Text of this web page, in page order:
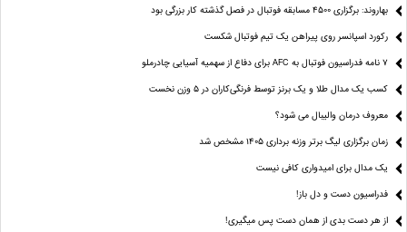
بهاروند: برگزاری ۴۵۰۰ مسابقه فوتبال در فصل گذشته کار بزرگی بود
رکورد اسپانسر روی پیراهن یک تیم فوتبال شکست
۷ نامه فدراسیون فوتبال به AFC برای دفاع از سهمیه آسیایی چادرملو
کسب یک مدال طلا و یک برنز توسط فرنگی‌کاران در ۵ وزن نخست
معروف درمان والیبال می شود؟
زمان برگزاری لیگ برتر وزنه برداری ۱۴۰۵ مشخص شد
یک مدال برای امیدواری کافی نیست
فدراسیون دست‌ و دل باز!
از هر دست بدی از همان دست پس میگیری!